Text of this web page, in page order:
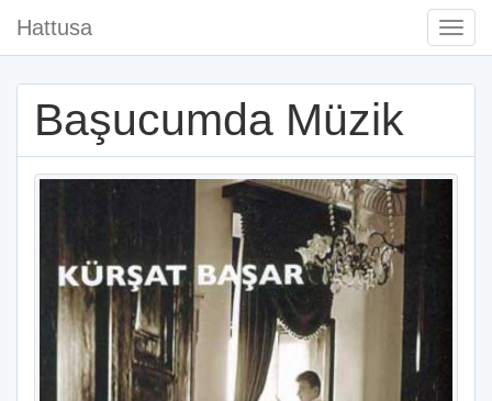
Hattusa
Başucumda Müzik